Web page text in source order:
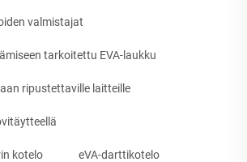
valmistajat
tarkoitettu EVA-laukku
ripustettaville laitteille
kotelo eVA-darttikotelo